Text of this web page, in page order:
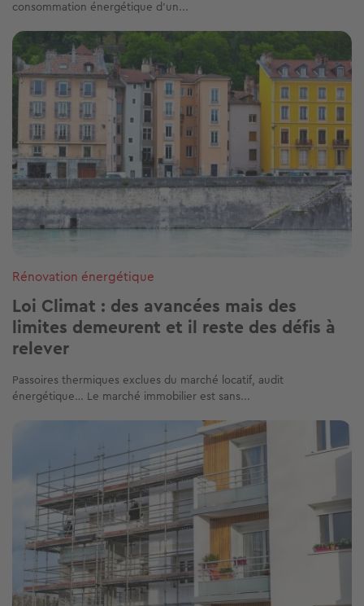
consommation énergétique d’un...
Image
Rénovation énergétique
Loi Climat : des avancées mais des
limites demeurent et il reste des défis à
relever
Passoires thermiques exclues du marché locatif, audit
énergétique… Le marché immobilier est sans...